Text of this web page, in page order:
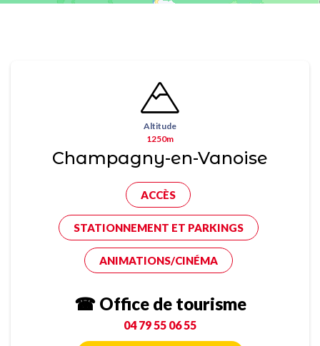
Altitude
1250m
Champagny-en-Vanoise
ACCÈS
STATIONNEMENT ET PARKINGS
ANIMATIONS/CINÉMA
☎ Office de tourisme
04 79 55 06 55